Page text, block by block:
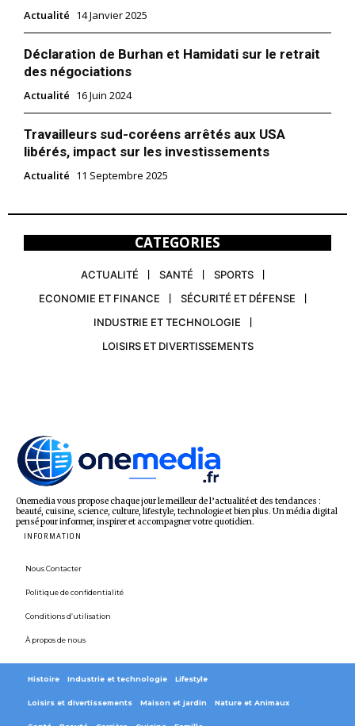
Actualité 14 Janvier 2025
Déclaration de Burhan et Hamidati sur le retrait
des négociations
Actualité 16 Juin 2024
Travailleurs sud-coréens arrêtés aux USA
libérés, impact sur les investissements
Actualité 11 Septembre 2025
CATEGORIES
ACTUALITÉ SANTÉ
SPORTS
ECONOMIE ET FINANCE
SÉCURITÉ ET DÉFENSE
INDUSTRIE ET TECHNOLOGIE
LOISIRS ET DIVERTISSEMENTS
Onemedia vous propose chaque jour le meilleur de l’actualité et des tendances :
beauté, cuisine, science, culture, lifestyle, technologie et bien plus. Un média digital
pensé pour informer, inspirer et accompagner votre quotidien.
INFORMATION
Nous Contacter
Politique de confidentialité
Conditions d’utilisation
À propos de nous
Histoire Industrie et technologie Lifestyle
Loisirs et divertissements Maison et jardin Nature et Animaux